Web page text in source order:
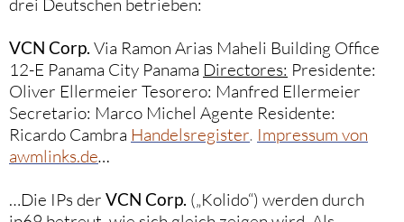
drei Deutschen betrieben:
VCN Corp. Via Ramon Arias Maheli Building Office
12-E Panama City Panama Directores: Presidente:
Oliver Ellermeier Tesorero: Manfred Ellermeier
Secretario: Marco Michel Agente Residente:
Ricardo Cambra Handelsregister. Impressum von
awmlinks.de…
…Die IPs der VCN Corp. („Kolido“) werden durch